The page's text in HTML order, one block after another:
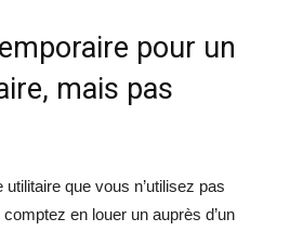
pour un
mais pas
que vous n’utilisez pas
en louer un auprès d’un